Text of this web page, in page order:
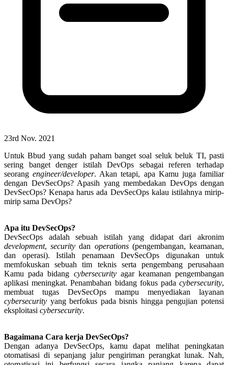
23rd Nov. 2021
Untuk Bbud yang sudah paham banget soal seluk beluk TI, pasti
sering banget denger istilah DevOps sebagai referen terhadap
seorangengineer/developer. Akan tetapi, apa Kamu juga familiar
dengan DevSecOps? Apasih yang membedakan DevOps dengan
DevSecOps? Kenapa harus ada DevSecOps kalau istilahnya mirip-
mirip sama DevOps?
Apa itu DevSecOps?
DevSecOps adalah sebuah istilah yang didapat dari akronim
development,security dan operations(pengembangan, keamanan,
dan operasi). Istilah penamaan DevSecOps digunakan untuk
memfokuskan sebuah tim teknis serta pengembang perusahaan
Kamu pada bidang cybersecurityagar keamanan pengembangan
aplikasi meningkat. Penambahan bidang fokus pada cybersecurity,
membuat tugas DevSecOps mampu menyediakan layanan
cybersecurity yang berfokus pada bisnis hingga pengujian potensi
eksploitasi cybersecurity.
Bagaimana Cara kerja DevSecOps?
Dengan adanya DevSecOps, kamu dapat melihat peningkatan
otomatisasi di sepanjang jalur pengiriman perangkat lunak. Nah,